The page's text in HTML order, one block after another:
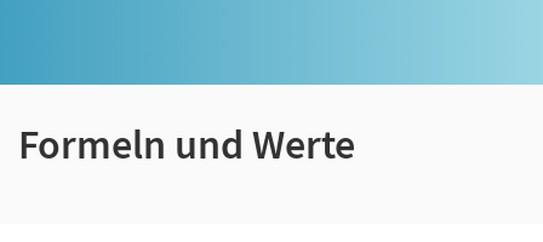
Formeln und Werte